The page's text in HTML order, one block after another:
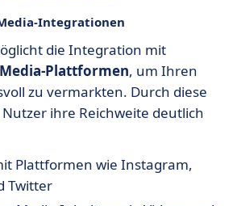
Integrationen
die Integration mit
Plattformen, um Ihren
zu vermarkten. Durch diese
ihre Reichweite deutlich
Plattformen wie Instagram,
Twitter